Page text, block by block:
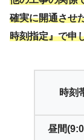
確実に開通させ
時刻指定』で申
時刻
昼間